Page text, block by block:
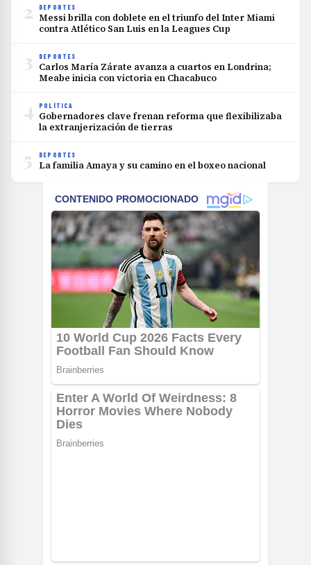
2 DEPORTES
Messi brilla con doblete en el triunfo del Inter Miami
contra Atlético San Luis en la Leagues Cup
3 DEPORTES
Carlos María Zárate avanza a cuartos en Londrina;
Meabe inicia con victoria en Chacabuco
4 POLÍTICA
Gobernadores clave frenan reforma que flexibilizaba
la extranjerización de tierras
5 DEPORTES
La familia Amaya y su camino en el boxeo nacional